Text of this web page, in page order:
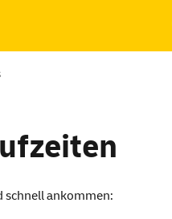
schnell ankommen: